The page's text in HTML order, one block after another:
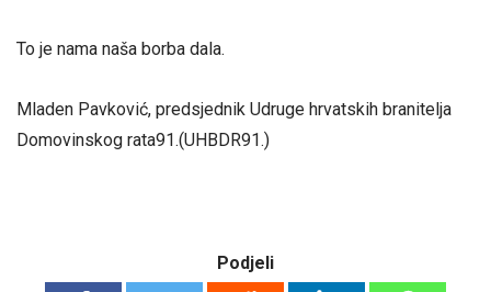
To je nama naša borba dala.
Mladen Pavković, predsjednik Udruge hrvatskih branitelja
Domovinskog rata91.(UHBDR91.)
Podjeli